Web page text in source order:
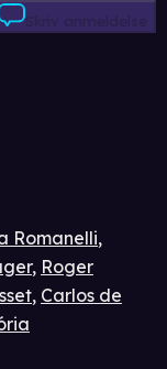
Skriv anmeldelse
Romanelli,
, Roger
, Carlos de